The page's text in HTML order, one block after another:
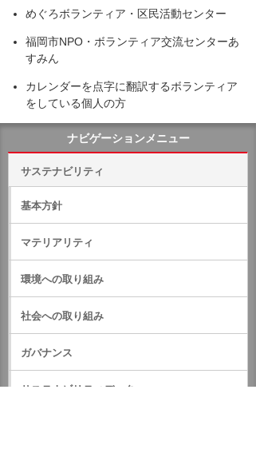
めぐろボランティア・区民活動センター
福岡市NPO・ボランティア交流センターあ
すみん
カレンダーを点字に翻訳するボランティア
をしている個人の方
ナビゲーションメニュー
サステナビリティ
基本方針
マテリアリティ
環境への取り組み
社会への取り組み
ガバナンス
サステナビリティデータ